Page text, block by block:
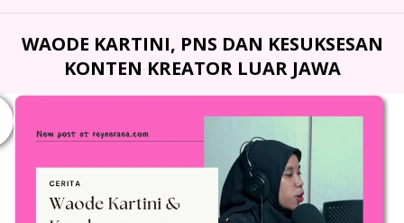
WAODE KARTINI, PNS DAN KESUKSESAN
KONTEN KREATOR LUAR JAWA